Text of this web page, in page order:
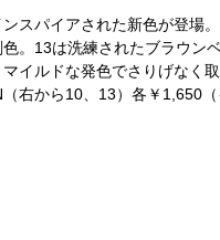
スパイアされた新色が登場
。13は洗練されたブラウン
イルドな発色でさりげなく
右から10、13）各￥1,650（